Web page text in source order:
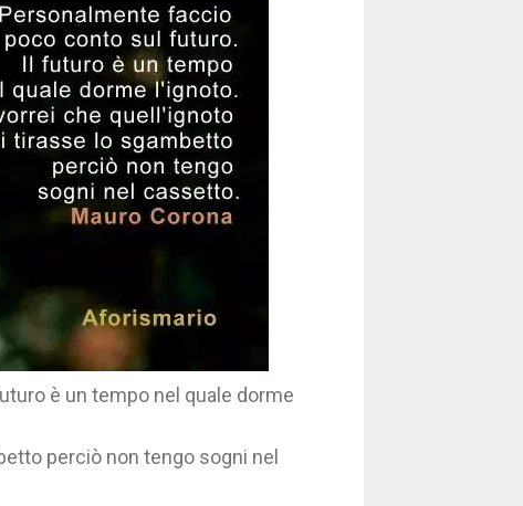
è un tempo nel quale dorme
perciò non tengo sogni nel